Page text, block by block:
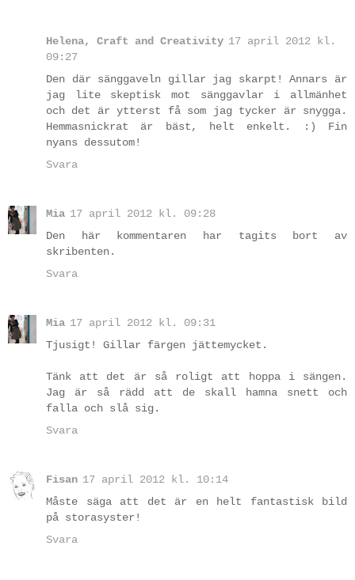
Helena, Craft and Creativity 17 april 2012 kl.
09:27
Den där sänggaveln gillar jag skarpt! Annars är
jag lite skeptisk mot sänggavlar i allmänhet
och det är ytterst få som jag tycker är snygga.
Hemmasnickrat är bäst, helt enkelt. :) Fin
nyans dessutom!
Svara
Mia 17 april 2012 kl. 09:28
Den här kommentaren har tagits bort av
skribenten.
Svara
Mia 17 april 2012 kl. 09:31
Tjusigt! Gillar färgen jättemycket.
Tänk att det är så roligt att hoppa i sängen.
Jag är så rädd att de skall hamna snett och
falla och slå sig.
Svara
Fisan 17 april 2012 kl. 10:14
Måste säga att det är en helt fantastisk bild
på storasyster!
Svara